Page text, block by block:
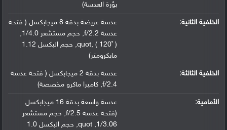
بؤرة العدسة)
الخلفية الثانية:
عدسة عريضة بدقة 8 ميجابكسل ( فتحة
عدسة f/2.2
, حجم مستشعر 1/4.0
,
quot, ( 120˚ )
,
حجم البكسل 1.12
مايكرومتر)
الخلفية الثالثة:
عدسة بدقة 2 ميجابكسل ( فتحة عدسة
f/2.4
, كاميرا ماكرو مخصصة)
الأمامية:
عدسة واسعة بدقة 16 ميجابكسل
(فتحة عدسة f/2.5
, حجم مستشعر
1/3.06
,
quot
,
حجم البكسل 1.0